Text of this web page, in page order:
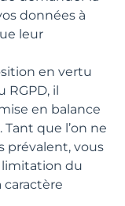
données à
leur
en vertu
RGPD, il
en balance
que l’on ne
prévalent, vous
limitation du